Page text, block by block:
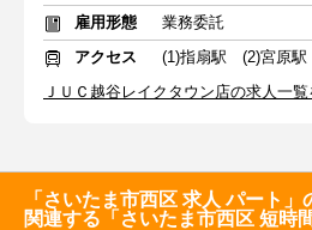
雇用形態
業務委託
アクセス
(1)指扇駅 (2)宮原駅
ＪＵＣ越谷レイクタウン店の求人一覧
「さいたま市西区 求人 パート
関連する「さいたま市西区 短時